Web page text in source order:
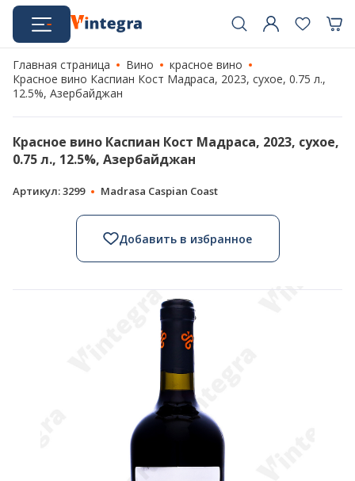
Главная страница Вино
красное вино
Красное вино Каспиан Кост Мадраса, 2023, сухое, 0.75 л.,
12.5%, Азербайджан
Красное вино Каспиан Кост Мадраса, 2023, сухое,
0.75 л., 12.5%, Азербайджан
Артикул: 3299 Madrasa Caspian Coast
Добавить в избранное